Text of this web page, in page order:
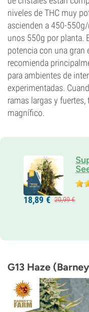
niveles de THC muy
ascienden a 450-
unos 550g por planta.
potencia con una gran
recomienda
para ambientes de
experimentadas.
ramas largas y
magnífico.
Padres
Haze x
9-10 semanas
20%
CBD
3%
Tipo de
Fotoperiódica
18,89 € 20,99€
G13 Haze